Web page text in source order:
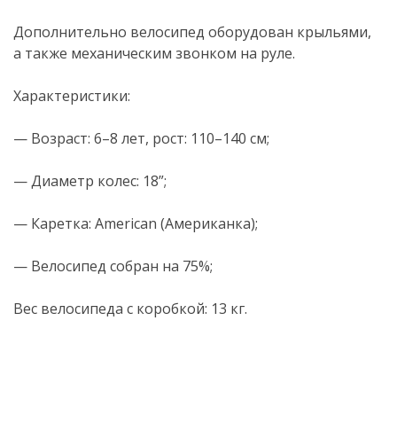
Дополнительно велосипед оборудован крыльями,
а также механическим звонком на руле.
Характеристики:
— Возраст: 6–8 лет, рост: 110–140 см;
— Диаметр колес: 18”;
— Каретка: American (Американка);
— Велосипед собран на 75%;
Вес велосипеда с коробкой: 13 кг.